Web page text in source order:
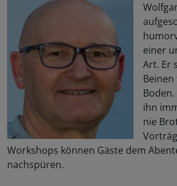
einer
Art. Er
ihn
nie
Workshops können Gäste dem
nachspüren.